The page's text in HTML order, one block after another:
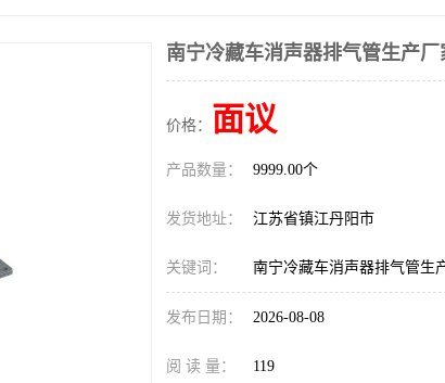
南宁冷藏车消声器排气管生产厂
价格： 面议
产品数量： 9999.00个
发货地址： 江苏省镇江丹阳市
关键词： 南宁冷藏车消声器排气管生
发布日期： 2026-08-08
阅 读 量： 119